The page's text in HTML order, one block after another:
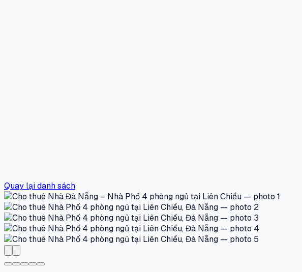
Quay lại danh sách